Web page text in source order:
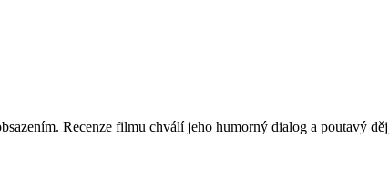
Recenze filmu chválí jeho humorný dialog a poutavý